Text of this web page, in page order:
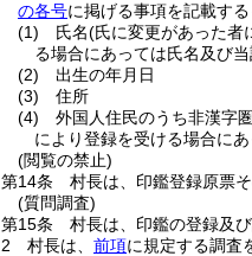
の各号に掲げる事項を記載する
(1)
氏名(氏に変更があった者
る場合にあっては氏名及び
(2)
出生の年月日
(3)
住所
(4)
外国人住民のうち非漢字
により登録を受ける場合に
(閲覧の禁止)
第14条
村長は、印鑑登録原票
(質問調査)
第15条
村長は、印鑑の登録及
2
村長は、 前項に規定する調査